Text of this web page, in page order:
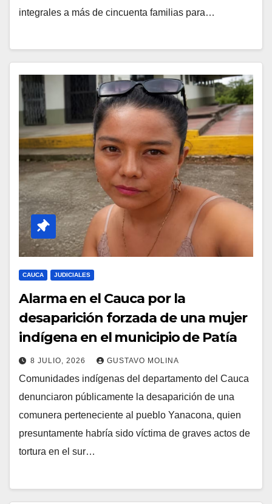
integrales a más de cincuenta familias para…
CAUCA JUDICIALES
Alarma en el Cauca por la
desaparición forzada de una mujer
indígena en el municipio de Patía
8 JULIO, 2026 GUSTAVO MOLINA
Comunidades indígenas del departamento del Cauca
denunciaron públicamente la desaparición de una
comunera perteneciente al pueblo Yanacona, quien
presuntamente habría sido víctima de graves actos de
tortura en el sur…